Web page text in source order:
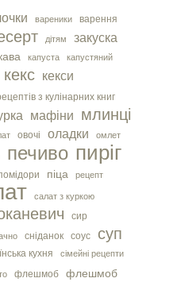
вареники варення
дітям
закуска
капуста капустяний
кекс кекси
з кулінарних книг
мафіни млинці
овочі оладки омлет
печиво пиріг
піца рецепт
салат з куркою
сир
сніданок соус суп
кухня сімейні рецепти
флешмоб
флешмоб